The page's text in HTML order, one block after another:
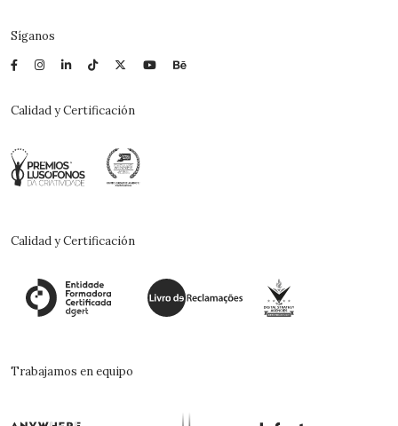
Síganos
Calidad y Certificación
Calidad y Certificación
Trabajamos en equipo